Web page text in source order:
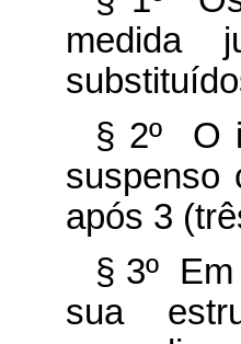
medida
§ 2º O
suspenso
após 3
§ 3º
sua